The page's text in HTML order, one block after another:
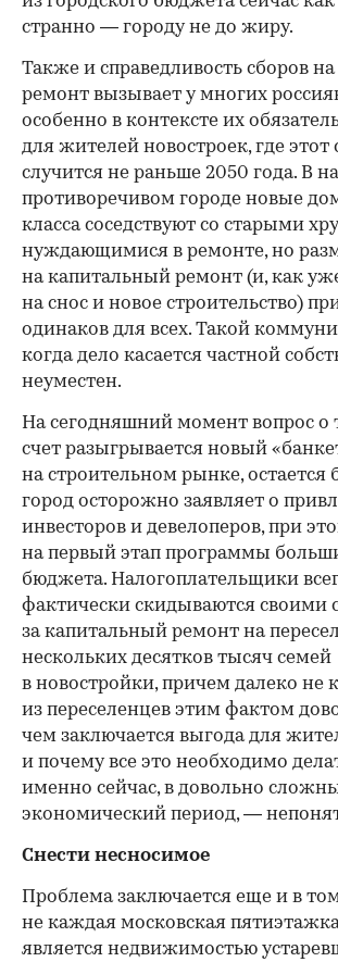
странно — городу не до жиру.
Также и справедливость сборов
ремонт вызывает у многих
особенно в контексте их
для жителей новостроек, где
случится не раньше 2050 года. В
противоречивом городе новые
класса соседствуют со старыми
нуждающимися в ремонте, но
на капитальный ремонт (и, как
на снос и новое строительство)
одинаков для всех. Такой
когда дело касается частной
неуместен.
На сегодняшний момент вопрос о
счет разыгрывается новый
на строительном рынке, остается
город осторожно заявляет о
инвесторов и девелоперов, при
на первый этап программы
бюджета. Налогоплательщики
фактически скидываются своими
за капитальный ремонт на
нескольких десятков тысяч семей
в новостройки, причем далеко не
из переселенцев этим фактом
чем заключается выгода для
и почему все это необходимо
именно сейчас, в довольно
экономический период, —
Снести несносимое
Проблема заключается еще и в
не каждая московская
является недвижимостью